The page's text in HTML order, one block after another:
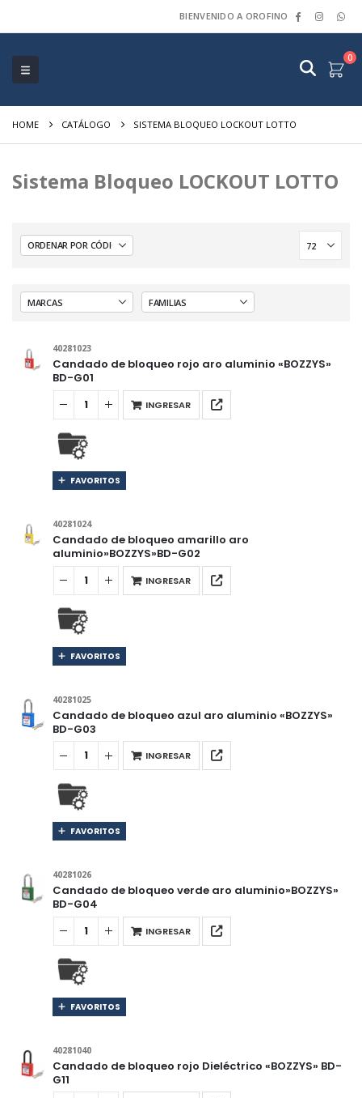
BIENVENIDO A OROFINO
0
HOME CATÁLOGO SISTEMA BLOQUEO LOCKOUT LOTTO
Sistema Bloqueo LOCKOUT LOTTO
40281023
Candado de bloqueo rojo aro aluminio «BOZZYS»
BD-G01
INGRESAR
FAVORITOS
40281024
Candado de bloqueo amarillo aro
aluminio»BOZZYS»BD-G02
INGRESAR
FAVORITOS
40281025
Candado de bloqueo azul aro aluminio «BOZZYS»
BD-G03
INGRESAR
FAVORITOS
40281026
Candado de bloqueo verde aro aluminio»BOZZYS»
BD-G04
INGRESAR
FAVORITOS
40281040
Candado de bloqueo rojo Dieléctrico «BOZZYS» BD-
G11